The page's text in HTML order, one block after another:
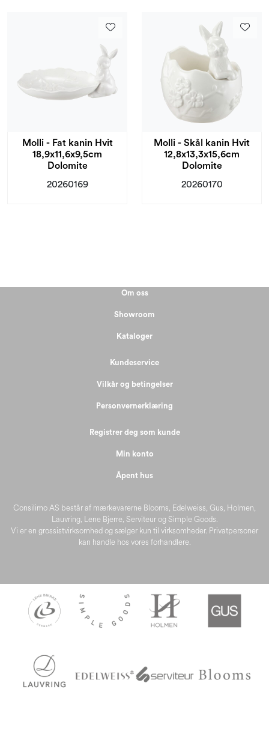
Molli - Fat kanin Hvit
18,9x11,6x9,5cm
Dolomite
20260169
Molli - Skål kanin Hvit
12,8x13,3x15,6cm
Dolomite
20260170
Consilimo AS består af mærkevarerne Blooms, Edelweiss, Gus, Holmen,
Lauvring, Lene Bjerre, Serviteur og Simple Goods.
Vi er en grossistvirksomhed og sælger kun til virksomheder. Privatpersoner
kan handle hos vores forhandlere.
Om oss
Showroom
Kataloger
Kundeservice
Vilkår og betingelser
Personvernerklæring
Registrer deg som kunde
Min konto
Åpent hus